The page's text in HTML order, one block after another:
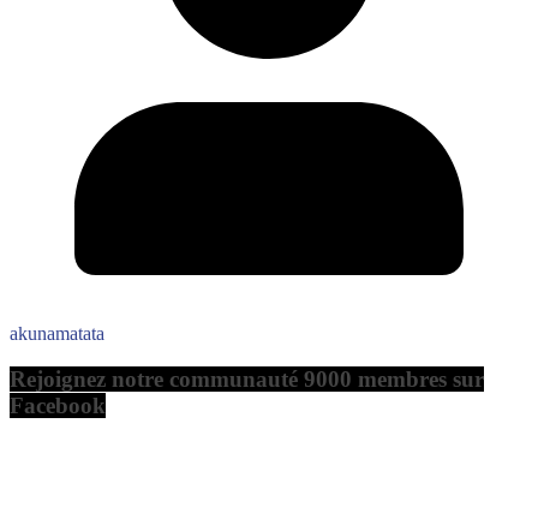
akunamatata
Rejoignez notre communauté 9000 membres sur
Facebook